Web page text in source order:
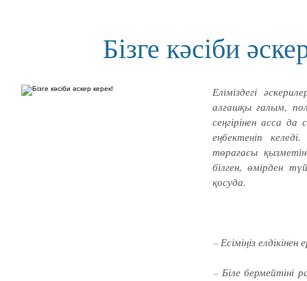
Бізге кәсіби
Еліміздегі
алғашқы ғалым,
сеңгірінен асса
еңбектеніп
төрағасы
білген, өмірден
қосуда.
– Есіміңіз
– Біле бермейтіні